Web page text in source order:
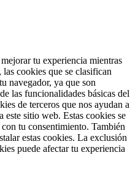
tu experiencia mientras
cookies que se clasifican
navegador, ya que son
las funcionalidades básicas del
de terceros que nos ayudan a
sitio web. Estas cookies se
tu consentimiento. También
estas cookies. La exclusión
puede afectar tu experiencia